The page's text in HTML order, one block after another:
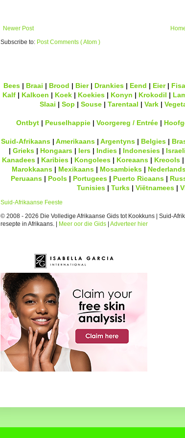
Newer Post
Subscribe to: Post Comments ( Atom )
Bees | Braai | Brood | Bier| Drankies | Eend | Eier|
Kalf| Kalkoen | Koek| Koekies| Konyn | Krokodil |
Slaai | Sop | Souse| Tarentaal | Vark|
Ontbyt| Peuselhappie| Voorgereg / Entrée|
Suid-Afrikaans| Amerikaans| Argentyns| Belgies|
| Grieks| Hongaars| Iers| Indies| Indonesies|
Kanadees| Karibies| Kongolees| Koreaans| Kreools|
Marokkaans | Mexikaans | Mosambieks |
Peruaans| Pools| Portugees| Puerto Ricaans|
Tunisies | Turks | Viëtnamees |
Suid-Afrikaanse Feeste
© 2008 - 2026 Die Volledige Afrikaanse Gids tot Kookkuns | Suid-
resepte in Afrikaans. |
Meer oor die Gids Adverteer hier